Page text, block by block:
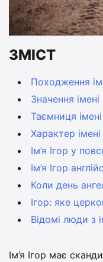
ЗМІСТ
Походження
Значення імені
Таємниця імені
Характер імені
Ім’я Ігор у
Ім’я Ігор
Коли день
Ігор: яке
Відомі люди з
Ім’я Ігор має